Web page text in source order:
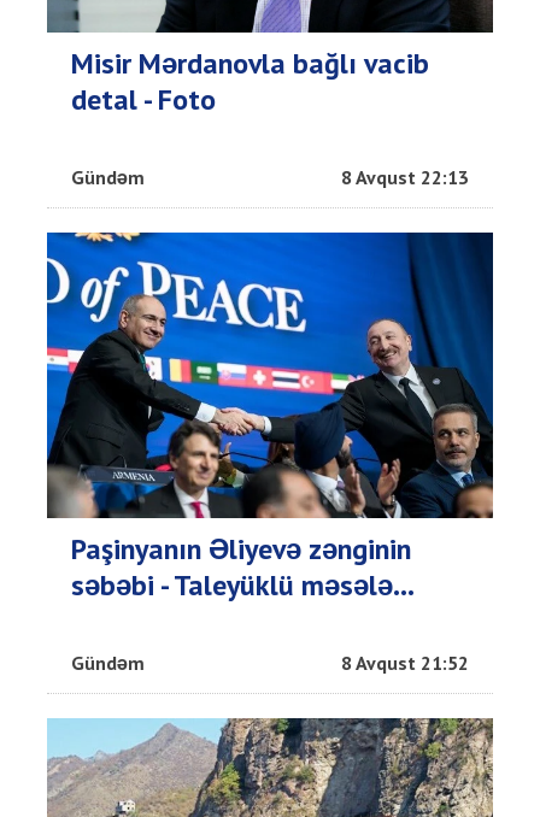
Misir Mərdanovla bağlı vacib
detal - Foto
Gündəm 8 Avqust 22:13
Paşinyanın Əliyevə zənginin
səbəbi - Taleyüklü məsələ...
Gündəm 8 Avqust 21:52